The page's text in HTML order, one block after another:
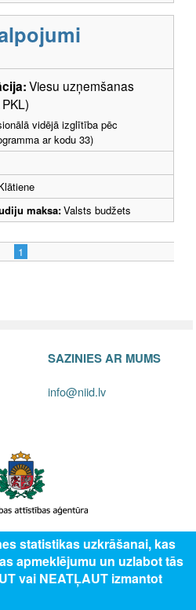
Viesu uzņemšanas
vidējā izglītība pēc
ar kodu 33)
maksa:Valsts budžets
1
SAZINIES AR MUMS
info@niid.lv
publicētā satura visas tiesības
statistikas uzkrāšanai, kas
apmeklējumu un uzlabot tās
vai NEATĻAUT izmantot